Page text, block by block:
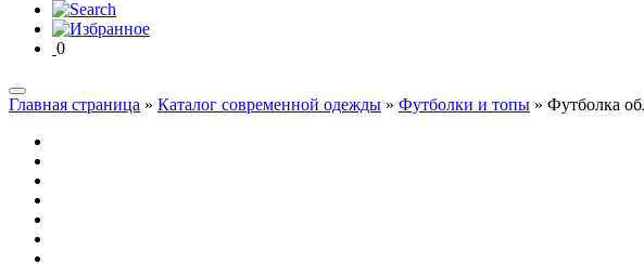
0
Главная страница » Каталог современной одежды » Футболки и топы » Футболка